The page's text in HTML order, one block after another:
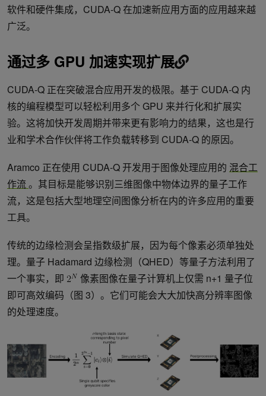
软件和硬件集成，CUDA-Q 在加速新应用方面的应用越来越
广泛。
通过多 GPU 加速实现扩展
CUDA-Q 正在突破混合应用开发的极限。基于 CUDA-Q 内
核的编程模型可以轻松利用多个 GPU 来并行化和扩展实
验。这将加快开发周期并带来更有影响力的结果，这也是行
业和学术合作伙伴将工作负载转移到 CUDA-Q 的原因。
Aramco 正在使用 CUDA-Q 开发用于图像处理应用的 混合工
作流。其目标是能够识别三维图像中物体边界的量子工作
流，这是包括大型地理空间图像分析在内的许多应用的重要
工具。
传统的边缘检测会呈指数级扩展，因为每个像素必须单独处
理。量子 Hadamard 边缘检测（QHED）等量子方法利用了
一个事实，即
像素图像在量子计算机上仅需 n+1 量子位
即可高效编码（图 3）。它们可能会大大加快高分辨率图像
的处理速度。